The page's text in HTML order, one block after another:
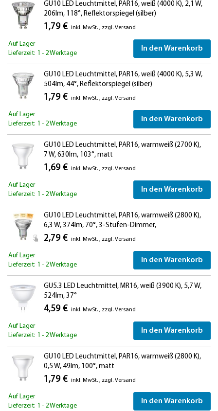
GU10 LED Leuchtmittel, PAR16, weiß (4000 K), 2,1 W,
206lm, 118°, Reflektorspiegel (silber)
1,79 € inkl. MwSt. , zzgl. Versand
Auf Lager
Lieferzeit: 1 - 2 Werktage
In den Warenkorb
GU10 LED Leuchtmittel, PAR16, weiß (4000 K), 5,3 W,
504lm, 44°, Reflektorspiegel (silber)
1,79 € inkl. MwSt. , zzgl. Versand
Auf Lager
Lieferzeit: 1 - 2 Werktage
In den Warenkorb
GU10 LED Leuchtmittel, PAR16, warmweiß (2700 K),
7 W, 630lm, 103°, matt
1,69 € inkl. MwSt. , zzgl. Versand
Auf Lager
Lieferzeit: 1 - 2 Werktage
In den Warenkorb
GU10 LED Leuchtmittel, PAR16, warmweiß (2800 K),
6,3 W, 374lm, 70°, 3-Stufen-Dimmer,
Reflektorspiegel (silber)
2,79 € inkl. MwSt. , zzgl. Versand
Auf Lager
Lieferzeit: 1 - 2 Werktage
In den Warenkorb
GU5.3 LED Leuchtmittel, MR16, weiß (3900 K), 5,7 W,
524lm, 37°
4,59 € inkl. MwSt. , zzgl. Versand
Auf Lager
Lieferzeit: 1 - 2 Werktage
In den Warenkorb
GU10 LED Leuchtmittel, PAR16, warmweiß (2800 K),
0,5 W, 49lm, 100°, matt
1,79 € inkl. MwSt. , zzgl. Versand
Auf Lager
Lieferzeit: 1 - 2 Werktage
In den Warenkorb